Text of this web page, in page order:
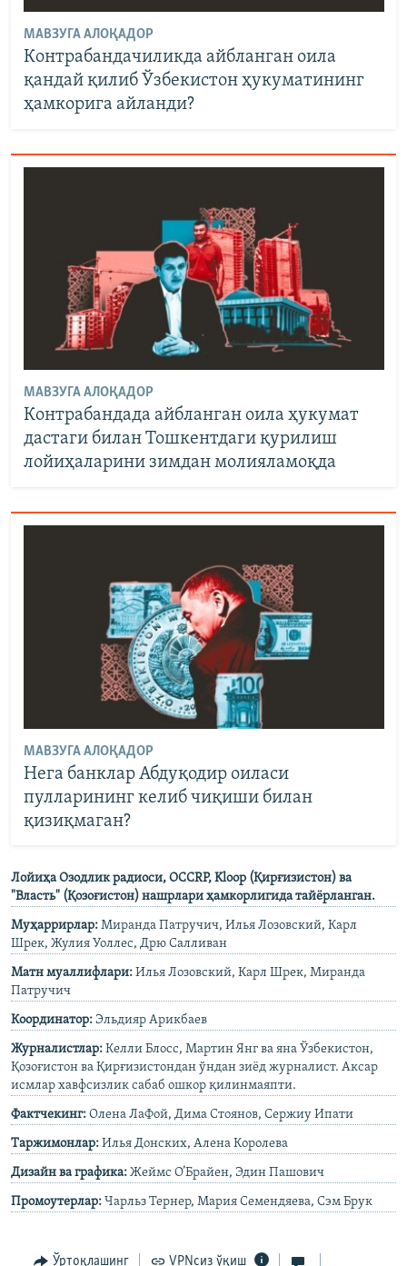
МАВЗУГА АЛОҚАДОР
Контрабандачиликда айбланган оила
қандай қилиб Ўзбекистон ҳукуматининг
ҳамкорига айланди?
МАВЗУГА АЛОҚАДОР
Контрабандада айбланган оила ҳукумат
дастаги билан Тошкентдаги қурилиш
лойиҳаларини зимдан молияламоқда
МАВЗУГА АЛОҚАДОР
Нега банклар Абдуқодир оиласи
пулларининг келиб чиқиши билан
қизиқмаган?
Лойиҳа Озодлик радиоси, OCCRP, Kloop (Қирғизистон) ва
"Власть" (Қозоғистон) нашрлари ҳамкорлигида тайёрланган.
Муҳаррирлар: Миранда Патручич, Илья Лозовский, Карл
Шрек, Жулия Уоллес, Дрю Салливан
Матн муаллифлари: Илья Лозовский, Карл Шрек, Миранда
Патручич
Координатор: Эльдияр Арикбаев
Журналистлар: Келли Блосс, Мартин Янг ва яна Ўзбекистон,
Қозоғистон ва Қирғизистондан ўндан зиёд журналист. Аксар
исмлар хавфсизлик сабаб ошкор қилинмаяпти.
Фактчекинг: Олена ЛаФой, Дима Стоянов, Сержиу Ипати
Таржимонлар: Илья Донских, Алена Королева
Дизайн ва графика: Жеймс О’Брайен, Эдин Пашович
Промоутерлар: Чарльз Тернер, Мария Семендяева, Сэм Брук​
Ўртоқлашинг VPNсиз ўқиш